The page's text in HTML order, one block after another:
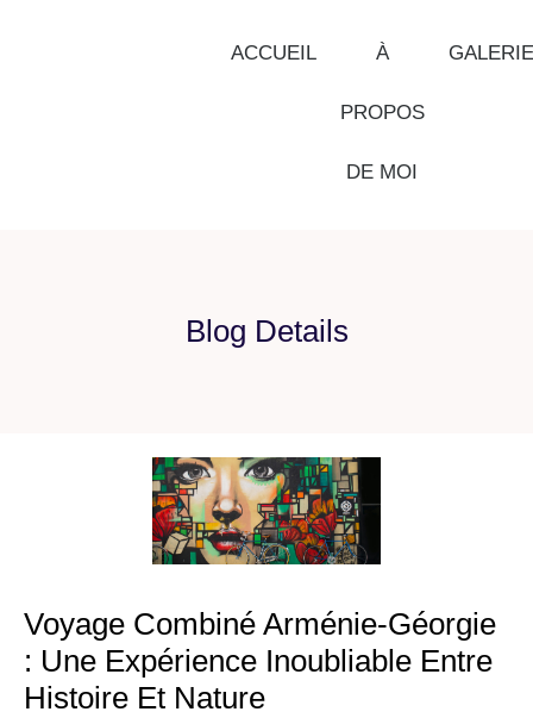
ACCUEIL À
PROPOS
DE MOI
GALERIE
Blog Details
Voyage Combiné Arménie-Géorgie
: Une Expérience Inoubliable Entre
Histoire Et Nature